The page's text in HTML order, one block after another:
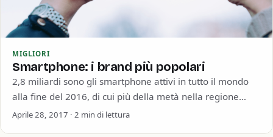
MIGLIORI
Smartphone: i brand più popolari
2,8 miliardi sono gli smartphone attivi in tutto il mondo
alla fine del 2016, di cui più della metà nella regione
Asia-Pacifico. Samsung…
Aprile 28, 2017 · 2 min di lettura